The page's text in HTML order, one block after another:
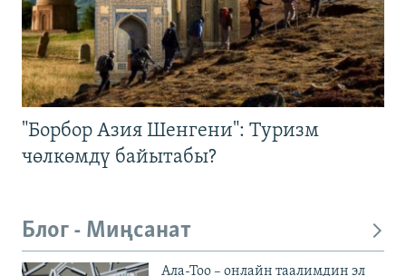
"Борбор Азия Шенгени": Туризм
чөлкөмдү байытабы?
Блог - Миңсанат
Ала-Тоо – онлайн таалимдин эл